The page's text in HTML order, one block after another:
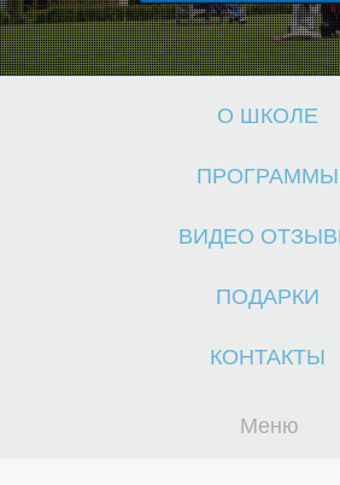
О ШКОЛЕ
ПРОГРАММЫ
ВИДЕО
ПОДАРКИ
КОНТАКТЫ
Меню